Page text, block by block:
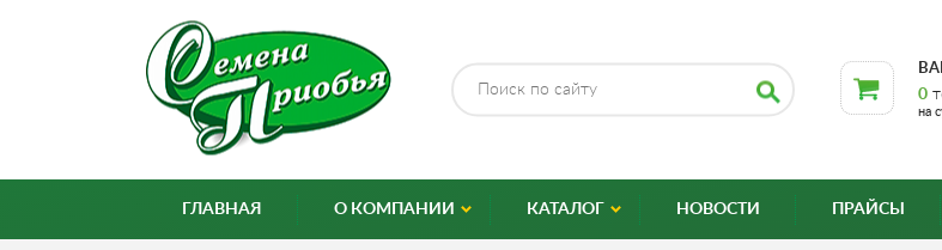
0
на
ГЛАВНАЯ О КОМПАНИИ КАТАЛОГ НОВОСТИ ПРАЙСЫ